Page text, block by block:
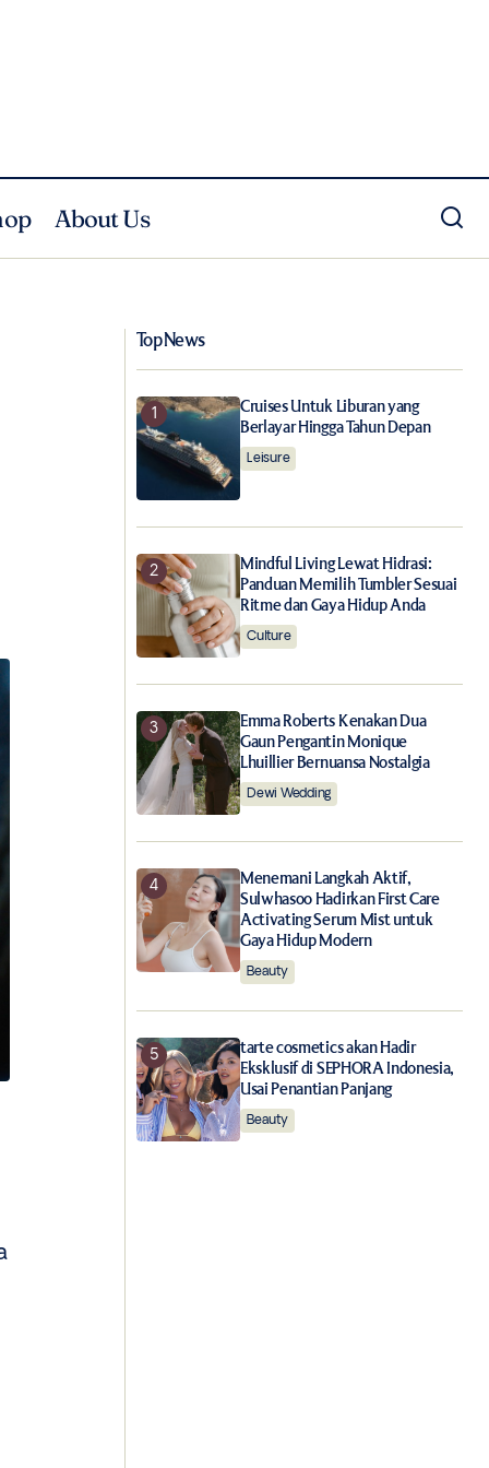
About Us
Top News
Cruises Untuk Liburan yang
Berlayar Hingga Tahun Depan
Leisure
Mindful Living Lewat Hidrasi:
Panduan Memilih Tumbler Sesuai
Ritme dan Gaya Hidup Anda
Culture
Emma Roberts Kenakan Dua
Gaun Pengantin Monique
Lhuillier Bernuansa Nostalgia
Dewi Wedding
Menemani Langkah Aktif,
Sulwhasoo Hadirkan First Care
Activating Serum Mist untuk
Gaya Hidup Modern
Beauty
tarte cosmetics akan Hadir
Eksklusif di SEPHORA Indonesia,
Usai Penantian Panjang
Beauty